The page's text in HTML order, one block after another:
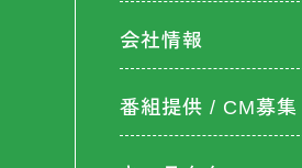
会社情報
番組提供 / CM募集